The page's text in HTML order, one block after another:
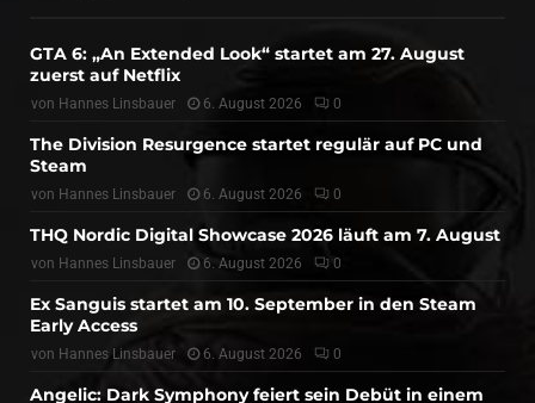
GTA 6: „An Extended Look“ startet am 27. August
zuerst auf Netflix
von Hannes Linsbauer 6. August 2026 0
The Division Resurgence startet regulär auf PC und
Steam
von Hannes Linsbauer 6. August 2026 0
THQ Nordic Digital Showcase 2026 läuft am 7. August
von Hannes Linsbauer 6. August 2026 0
Ex Sanguis startet am 10. September in den Steam
Early Access
von Hannes Linsbauer 6. August 2026 0
Angelic: Dark Symphony feiert sein Debüt in einem